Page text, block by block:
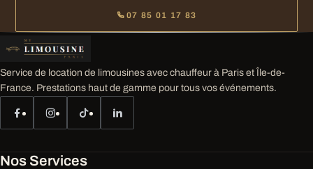
07 85 01 17 83
Service de location de limousines avec chauffeur à Paris et Île-de-
France. Prestations haut de gamme pour tous vos événements.
Nos Services